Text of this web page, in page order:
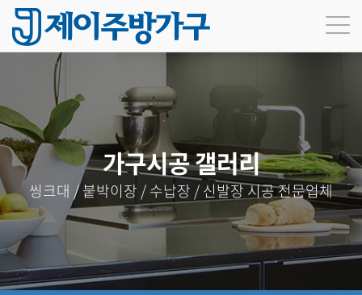
가구시공 갤러리
씽크대 / 붙박이장 / 수납장 / 신발장 시공 전문업체